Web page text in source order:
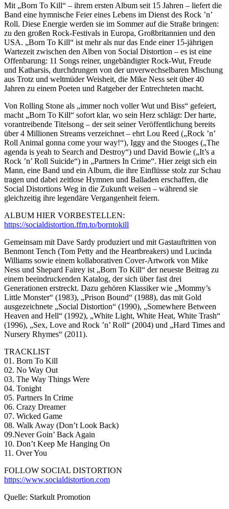
Mit „Born To Kill“ – ihrem ersten Album seit 15 Jahren – liefert die
Band eine hymnische Feier eines Lebens im Dienst des Rock ’n’
Roll. Diese Energie werden sie im Sommer auf die Straße bringen:
zu den großen Rock-Festivals in Europa, Großbritannien und den
USA. „Born To Kill“ ist mehr als nur das Ende einer 15-jährigen
Wartezeit zwischen den Alben von Social Distortion – es ist eine
Offenbarung: 11 Songs reiner, ungebändigter Rock-Wut, Freude
und Katharsis, durchdrungen von der unverwechselbaren Mischung
aus Trotz und weltmüder Weisheit, die Mike Ness seit über 40
Jahren zu einem Poeten und Ratgeber der Entrechteten macht.
Von Rolling Stone als „immer noch voller Wut und Biss“ gefeiert,
macht „Born To Kill“ sofort klar, wo sein Herz schlägt: Der harte,
vorantreibende Titelsong – der seit seiner Veröffentlichung bereits
über 4 Millionen Streams verzeichnet – ehrt Lou Reed („Rock ’n’
Roll Animal gonna come your way!“), Iggy and the Stooges („The
agenda is yeah to Search and Destroy“) und David Bowie („It’s a
Rock ’n’ Roll Suicide“) in „Partners In Crime“. Hier zeigt sich ein
Mann, eine Band und ein Album, die ihre Einflüsse stolz zur Schau
tragen und dabei zeitlose Hymnen und Balladen erschaffen, die
Social Distortions Weg in die Zukunft weisen – während sie
gleichzeitig ihre legendäre Vergangenheit feiern.
ALBUM HIER VORBESTELLEN:
https://socialdistortion.ffm.to/borntokill
Gemeinsam mit Dave Sardy produziert und mit Gastauftritten von
Benmont Tench (Tom Petty and the Heartbreakers) und Lucinda
Williams sowie einem kollaborativen Cover-Artwork von Mike
Ness und Shepard Fairey ist „Born To Kill“ der neueste Beitrag zu
einem beeindruckenden Katalog, der sich über fast drei
Generationen erstreckt. Dazu gehören Klassiker wie „Mommy’s
Little Monster“ (1983), „Prison Bound“ (1988), das mit Gold
ausgezeichnete „Social Distortion“ (1990), „Somewhere Between
Heaven and Hell“ (1992), „White Light, White Heat, White Trash“
(1996), „Sex, Love and Rock ’n’ Roll“ (2004) und „Hard Times and
Nursery Rhymes“ (2011).
TRACKLIST
01. Born To Kill
02. No Way Out
03. The Way Things Were
04. Tonight
05. Partners In Crime
06. Crazy Dreamer
07. Wicked Game
08. Walk Away (Don’t Look Back)
09.Never Goin’ Back Again
10. Don’t Keep Me Hanging On
11. Over You
FOLLOW SOCIAL DISTORTION
https://www.socialdistortion.com
Quelle: Starkult Promotion